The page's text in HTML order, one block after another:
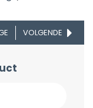
VOLGENDE